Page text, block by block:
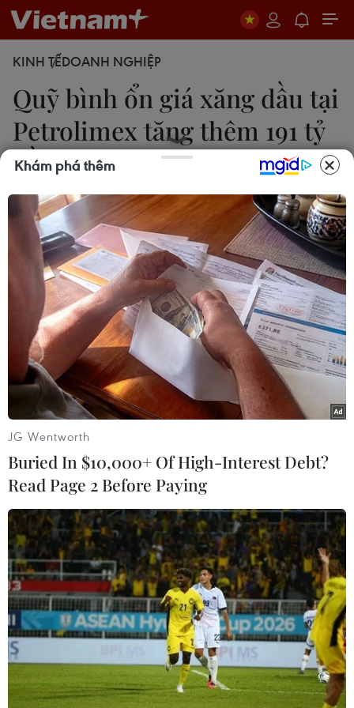
KINH TẾDOANH NGHIỆP
Quỹ bình ổn giá xăng dầu tại
Petrolimex tăng thêm 191 tỷ
đồng
Đức Duy
31/08/2019 08:31
Tính đến trước 15 giờ ngày 31/8, quỹ bình ổn giá
xăng dầu tại Petrolimex còn dư 820 tỷ đồng, tăng
191 tỷ đồng so với thời điểm công bố cách đây hai
tuần.
Nhân viên Petrolimex đang bán xăng cho khách hàng. (Ảnh:
Đức Duy/Vietnam+)
Đại diện Tập đoàn Xăng dầu Việt Nam cho biết,
tính đến trước 15 giờ ngày 31/8, số dư quỹ bình
ổn tại Petrolimex là 820 tỷ đồng.
Khám phá thêm
JG Wentworth
Buried In $10,000+ Of High-Interest Debt?
Read Page 2 Before Paying